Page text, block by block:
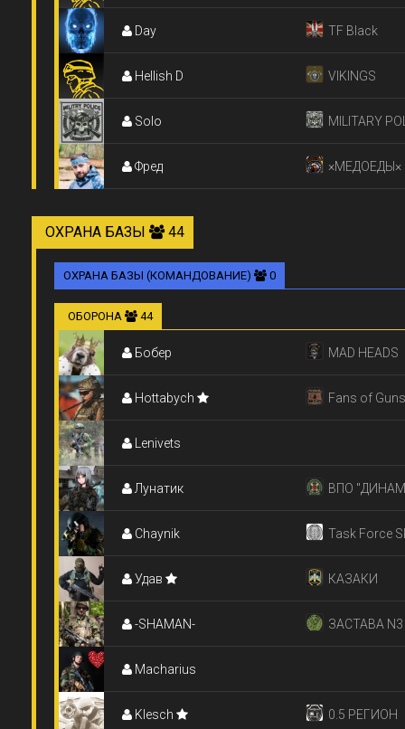
Day TF Black
Hellish D VIKINGS
Solo MILITARY
Фред ×МЕДОЕДЫ×
ОХРАНА БАЗЫ 44
ОХРАНА БАЗЫ (КОМАНДОВАНИЕ) 0
ОБОРОНА 44
Бобер MAD HEADS
Hottabych Fans of Guns
Lenivets
Лунатик ВПО
Chaynik Task Force
Удав КАЗАКИ
-SHAMAN- ЗАСТАВА N3
Macharius
Klesch 0.5 РЕГИОН